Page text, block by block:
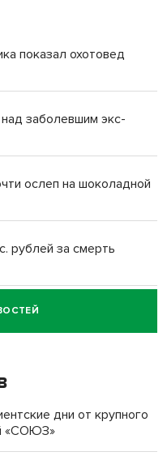
показал охотовед
заболевшим экс-
ослеп на шоколадной
рублей за смерть
за смерть
дни от крупного
«СОЮЗ»